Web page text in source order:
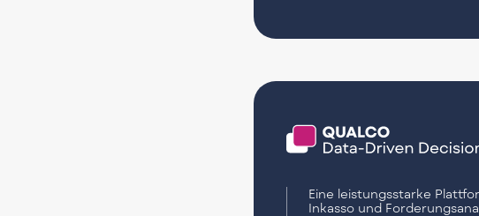
Eine leistungsstarke
Inkasso und